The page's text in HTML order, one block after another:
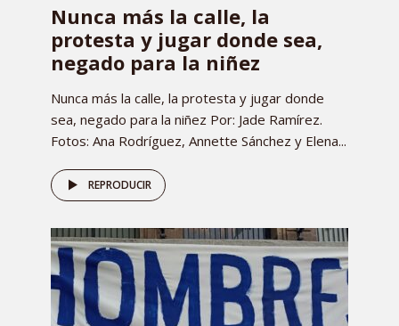
Nunca más la calle, la
protesta y jugar donde sea,
negado para la niñez
Nunca más la calle, la protesta y jugar donde
sea, negado para la niñez Por: Jade Ramírez.
Fotos: Ana Rodríguez, Annette Sánchez y Elena...
REPRODUCIR